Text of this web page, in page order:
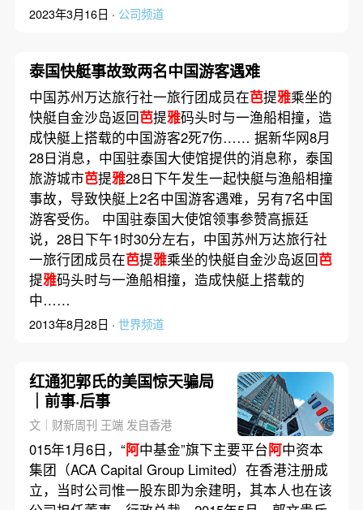
2023年3月16日 · 公司频道
泰国快艇事故致两名中国游客遇难
中国苏州万达旅行社一旅行团成员在芭提雅乘坐的
快艇自金沙岛返回芭提雅码头时与一渔船相撞，造
成快艇上搭载的中国游客2死7伤…… 据新华网8月
28日消息，中国驻泰国大使馆提供的消息称，泰国
旅游城市芭提雅28日下午发生一起快艇与渔船相撞
事故，导致快艇上2名中国游客遇难，另有7名中国
游客受伤。 中国驻泰国大使馆领事参赞高振廷
说，28日下午1时30分左右，中国苏州万达旅行社
一旅行团成员在芭提雅乘坐的快艇自金沙岛返回芭
提雅码头时与一渔船相撞，造成快艇上搭载的
中……
2013年8月28日 · 世界频道
红通犯郭氏的美国惊天骗局
｜前事·后事
文｜财新周刊 王端 发自香港
015年1月6日，“阿中基金”旗下主要平台阿中资本
集团（ACA Capital Group Limited）在香港注册成
立，当时公司惟一股东即为余建明，其本人也在该